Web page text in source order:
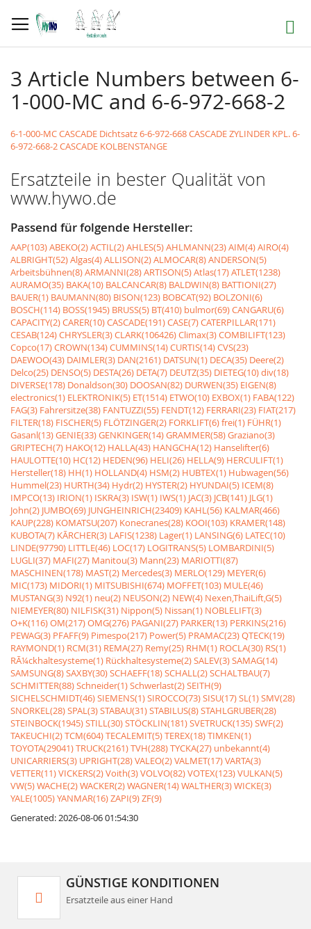
zum
Inhalt
Suche
3 Article Numbers between 6-
1-000-MC and 6-6-972-668-2
6-1-000-MC CASCADE Dichtsatz6-6-972-668 CASCADE ZYLINDER KPL.6-
6-972-668-2 CASCADE KOLBENSTANGE
Ersatzteile in bester Qualität von
www.hywo.de
Passend für folgende Hersteller:
AAP(103)ABEKO(2)ACTIL(2)AHLES(5)AHLMANN(23)AIM(4)AIRO(4)
ALBRIGHT(52)Algas(4)ALLISON(2)ALMOCAR(8)ANDERSON(5)
Arbeitsbühnen(8)ARMANNI(28)ARTISON(5)Atlas(17)ATLET(1238)
AURAMO(35) BAKA(10) BALCANCAR(8) BALDWIN(8) BATTIONI(27)
BAUER(1) BAUMANN(80) BISON(123) BOBCAT(92) BOLZONI(6)
BOSCH(114) BOSS(1945) BRUSS(5) BT(410) bulmor(69)CANGARU(6)
CAPACITY(2)CARER(10)CASCADE(191)CASE(7)CATERPILLAR(171)
CESAB(124)CHRYSLER(3)CLARK(106426)Climax(3)COMBILIFT(123)
Copco(17)CROWN(134)CUMMINS(14)CURTIS(14)CVS(23)
DAEWOO(43) DAIMLER(3) DAN(2161) DATSUN(1) DECA(35) Deere(2)
Delco(25) DENSO(5) DESTA(26) DETA(7) DEUTZ(35) DIETEG(10)div(18)
DIVERSE(178) Donaldson(30) DOOSAN(82) DURWEN(35) EIGEN(8)
electronics(1) ELEKTRONIK(5) ET(1514) ETWO(10) EXBOX(1) FABA(122)
FAG(3) Fahrersitze(38) FANTUZZI(55) FENDT(12) FERRARI(23) FIAT(217)
FILTER(18) FISCHER(5) FLÖTZINGER(2) FORKLIFT(6)frei(1) FÜHR(1)
Gasanl(13)GENIE(33)GENKINGER(14)GRAMMER(58)Graziano(3)
GRIPTECH(7) HAKO(12) HALLA(43) HANGCHA(12) Hanselifter(6)
HAULOTTE(10) HC(12) HEDEN(96) HELI(26) HELLA(9) HERCULIFT(1)
Hersteller(18) HH(1) HOLLAND(4) HSM(2) HUBTEX(1) Hubwagen(56)
Hummel(23) HURTH(34) Hydr(2) HYSTER(2) HYUNDAI(5) ICEM(8)
IMPCO(13) IRION(1) ISKRA(3) ISW(1) IWS(1) JAC(3) JCB(141) JLG(1)
John(2) JUMBO(69) JUNGHEINRICH(23409) KAHL(56) KALMAR(466)
KAUP(228) KOMATSU(207) Konecranes(28) KOOI(103) KRAMER(148)
KUBOTA(7) KÃRCHER(3) LAFIS(1238) Lager(1) LANSING(6) LATEC(10)
LINDE(97790) LITTLE(46) LOC(17) LOGITRANS(5) LOMBARDINI(5)
LUGLI(37) MAFI(27) Manitou(3) Mann(23) MARIOTTI(87)
MASCHINEN(178) MAST(2) Mercedes(3) MERLO(129) MEYER(6)
MIC(173) MIDORI(1) MITSUBISHI(674) MOFFET(103) MULE(46)
MUSTANG(3) N92(1) neu(2) NEUSON(2) NEW(4) Nexen,ThaiLift,G(5)
NIEMEYER(80) NILFISK(31) Nippon(5) Nissan(1) NOBLELIFT(3)
O+K(116)OM(217)OMG(276) PAGANI(27) PARKER(13) PERKINS(216)
PEWAG(3) PFAFF(9) Pimespo(217) Power(5) PRAMAC(23)QTECK(19)
RAYMOND(1) RCM(31) REMA(27) Remy(25) RHM(1) ROCLA(30) RS(1)
RÃ¼ckhaltesysteme(1) Rückhaltesysteme(2)SALEV(3)SAMAG(14)
SAMSUNG(8)SAXBY(30)SCHAEFF(18)SCHALL(2)SCHALTBAU(7)
SCHMITTER(88)Schneider(1)Schwerlast(2)SEITH(9)
SICHELSCHMIDT(46)SIEMENS(1)SIROCCO(73)SISU(17)SL(1)SMV(28)
SNORKEL(28)SPAL(3)STABAU(31)STABILUS(8)STAHLGRUBER(28)
STEINBOCK(1945)STILL(30)STÖCKLIN(181)SVETRUCK(135)SWF(2)
TAKEUCHI(2)TCM(604)TECALEMIT(5)TEREX(18)TIMKEN(1)
TOYOTA(29041)TRUCK(2161)TVH(288)TYCKA(27) unbekannt(4)
UNICARRIERS(3) UPRIGHT(28)VALEO(2)VALMET(17)VARTA(3)
VETTER(11)VICKERS(2)Voith(3)VOLVO(82)VOTEX(123)VULKAN(5)
VW(5)WACHE(2)WACKER(2)WAGNER(14)WALTHER(3)WICKE(3)
YALE(1005)YANMAR(16)ZAPI(9)ZF(9)
Generated: 2026-08-06 01:54:30
GÜNSTIGE KONDITIONEN
Ersatzteile aus einer Hand